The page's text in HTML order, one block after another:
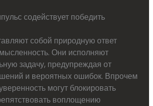
содействует победить
собой природную ответ
Они исполняют
задачу, предупреждая от
и вероятных ошибок. Впрочем
могут блокировать
воплощению